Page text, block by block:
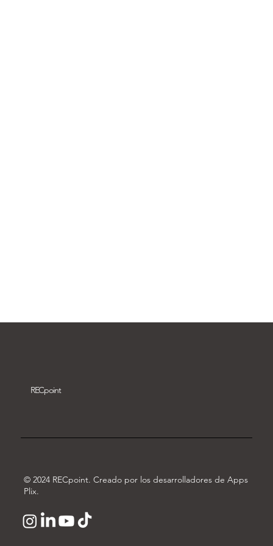
RECpoint
© 2024 RECpoint. Creado por los desarrolladores de Apps
Plix.